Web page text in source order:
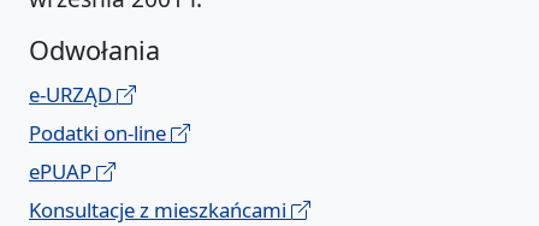
Odwołania
e-URZĄD
Podatki on-line
ePUAP
Konsultacje z mieszkańcami